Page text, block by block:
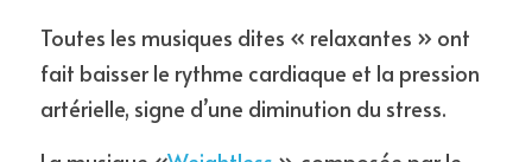
Toutes les musiques dites « relaxantes » ont
fait baisser le rythme cardiaque et la pression
artérielle, signe d’une diminution du stress.